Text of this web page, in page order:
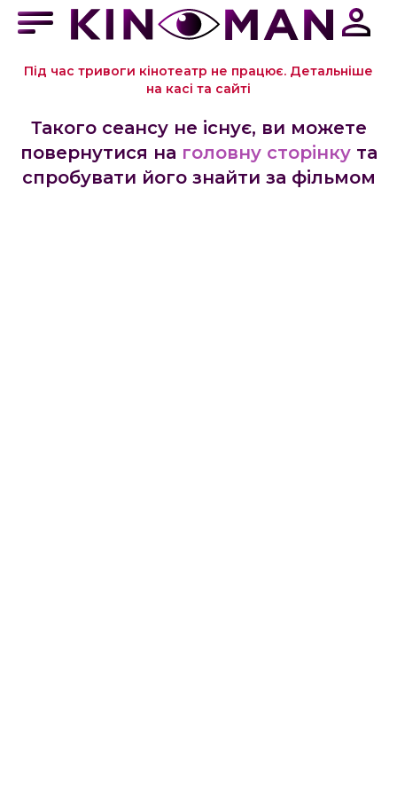
Під час тривоги кінотеатр не працює. Детальніше
на касі та сайті
Такого сеансу не існує, ви можете
повернутися на головну сторінку та
спробувати його знайти за фільмом